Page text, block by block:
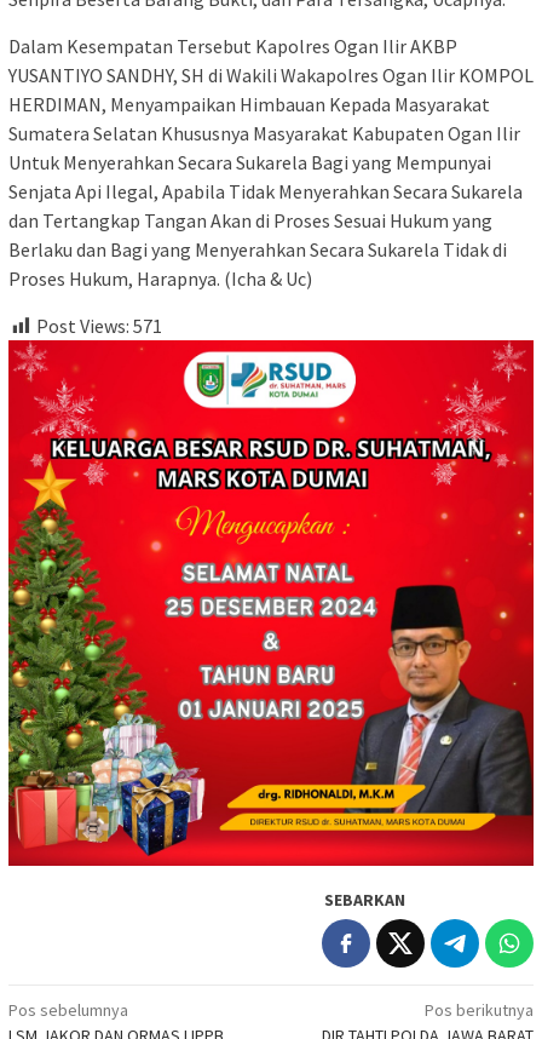
Dalam Kesempatan Tersebut Kapolres Ogan Ilir AKBP
YUSANTIYO SANDHY, SH di Wakili Wakapolres Ogan Ilir KOMPOL
HERDIMAN, Menyampaikan Himbauan Kepada Masyarakat
Sumatera Selatan Khususnya Masyarakat Kabupaten Ogan Ilir
Untuk Menyerahkan Secara Sukarela Bagi yang Mempunyai
Senjata Api Ilegal, Apabila Tidak Menyerahkan Secara Sukarela
dan Tertangkap Tangan Akan di Proses Sesuai Hukum yang
Berlaku dan Bagi yang Menyerahkan Secara Sukarela Tidak di
Proses Hukum, Harapnya. (Icha & Uc)
Post Views: 571
SEBARKAN
Navigasi
Pos sebelumnya
Pos berikutnya